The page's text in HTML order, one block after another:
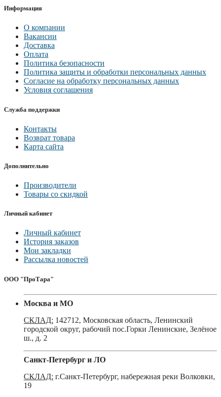
Информация
О компании
Вакансии
Доставка
Оплата
Политика безопасности
Политика защиты и обработки персональных данных
Согласие на обработку персональных данных
Условия соглашения
Служба поддержки
Контакты
Возврат товара
Карта сайта
Дополнительно
Производители
Товары со скидкой
Личный кабинет
Личный кабинет
История заказов
Мои закладки
Рассылка новостей
ООО "ПроТара"
Москва и МО
СКЛАД: 142712, Московская область, Ленинский
городской округ, рабочий пос.Горки Ленинские, Зелёное
ш., д. 2
Санкт-Петербург и ЛО
СКЛАД: г.Санкт-Петербург, набережная реки Волковки,
19